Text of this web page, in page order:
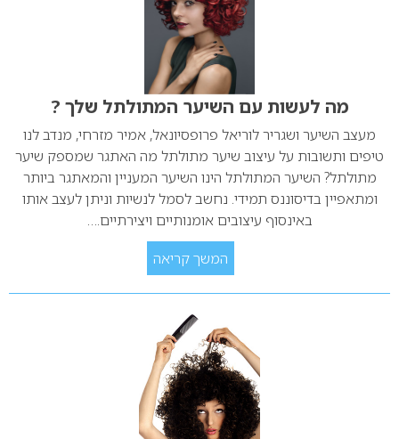
מה לעשות עם השיער המתולתל שלך ?
מעצב השיער ושגריר לוריאל פרופסיונאל, אמיר מזרחי, מנדב לנו
טיפים ותשובות על עיצוב שיער מתולתל מה האתגר שמספק שיער
מתולתל? השיער המתולתל הינו השיער המעניין והמאתגר ביותר
ומתאפיין בדיסוננס תמידי. נחשב לסמל לנשיות וניתן לעצב אותו
באינסוף עיצובים אומנותיים ויצירתיים.…
המשך קריאה